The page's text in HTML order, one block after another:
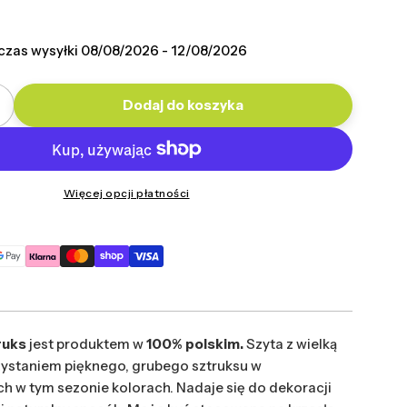
wysyłki 08/08/2026 - 12/08/2026
dla Poduszka Mix sztruks
ilość dla Poduszka Mix sztruks
Dodaj do koszyka
Więcej opcji płatności
jest produktem w100% polskim.Szyta z wielką
pięknego, grubego sztruksu w
w tym sezonie kolorach. Nadaje się do dekoracji